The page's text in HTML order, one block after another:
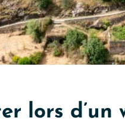
week-end en Aveyron, ©
lors d’un